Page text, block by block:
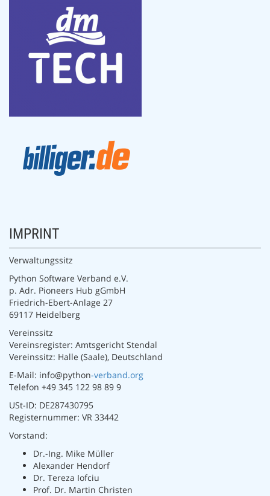
IMPRINT
Verwaltungssitz
Python Software Verband e.V.
p. Adr. Pioneers Hub gGmbH
Friedrich-Ebert-Anlage 27
69117 Heidelberg
Vereinssitz
Vereinsregister: Amtsgericht Stendal
Vereinssitz: Halle (Saale), Deutschland
E-Mail: info@python-verband.org
Telefon +49 345 122 98 89 9
USt-ID: DE287430795
Registernummer: VR 33442
Vorstand:
Dr.-Ing. Mike Müller
Alexander Hendorf
Dr. Tereza Iofciu
Prof. Dr. Martin Christen